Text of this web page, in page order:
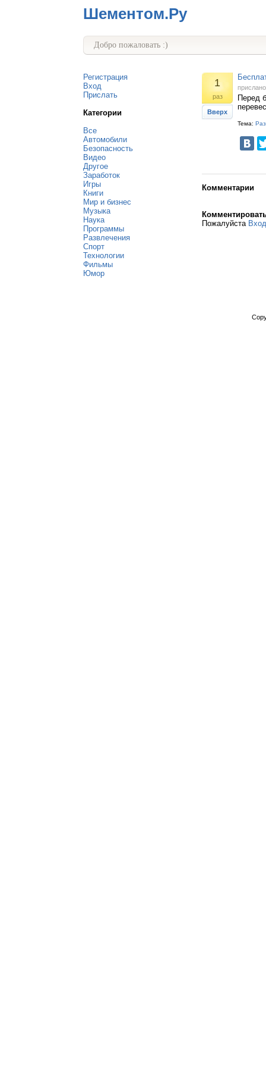
Шементом.Ру
Добро пожаловать :)
Регистрация
Вход
Прислать
Категории
Все
Автомобили
Безопасность
Видео
Другое
Заработок
Игры
Книги
Мир и бизнес
Музыка
Наука
Программы
Развлечения
Спорт
Технологии
Фильмы
Юмор
1
раз
Вверх
Перед
Тема:
Комментарии
Пожалуйста Вход